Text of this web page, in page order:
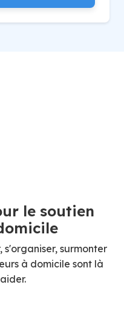
le soutien
s'organiser, surmonter
à domicile sont là